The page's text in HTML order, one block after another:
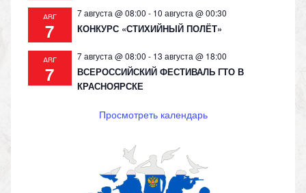
АВГ
7
7 августа @ 08:00 - 10 августа @ 00:30
КОНКУРС «СТИХИЙНЫЙ ПОЛЁТ»
АВГ
7
7 августа @ 08:00 - 13 августа @ 18:00
ВСЕРОССИЙСКИЙ ФЕСТИВАЛЬ ГТО В
КРАСНОЯРСКЕ
Просмотреть календарь